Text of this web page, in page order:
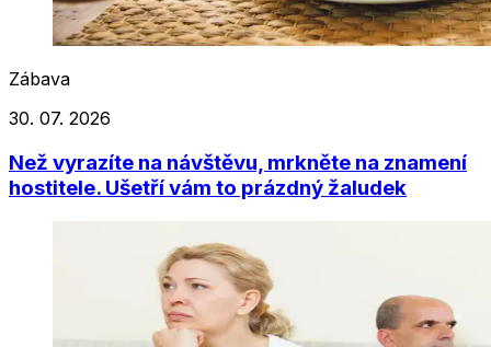
Zábava
30. 07. 2026
Než vyrazíte na návštěvu, mrkněte na znamení
hostitele. Ušetří vám to prázdný žaludek